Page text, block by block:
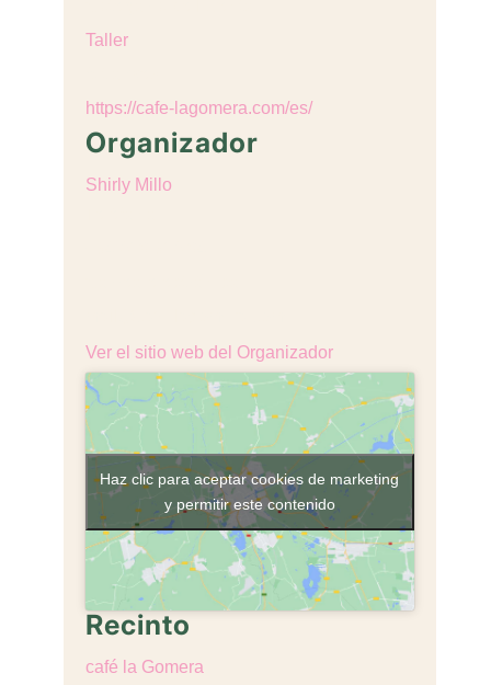
Taller
https://cafe-lagomera.com/es/
Organizador
Shirly Millo
Ver el sitio web del Organizador
Recinto
café la Gomera
Haz clic para aceptar cookies de marketing
y permitir este contenido